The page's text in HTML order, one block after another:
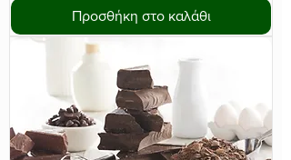
Προσθήκη στο καλάθι